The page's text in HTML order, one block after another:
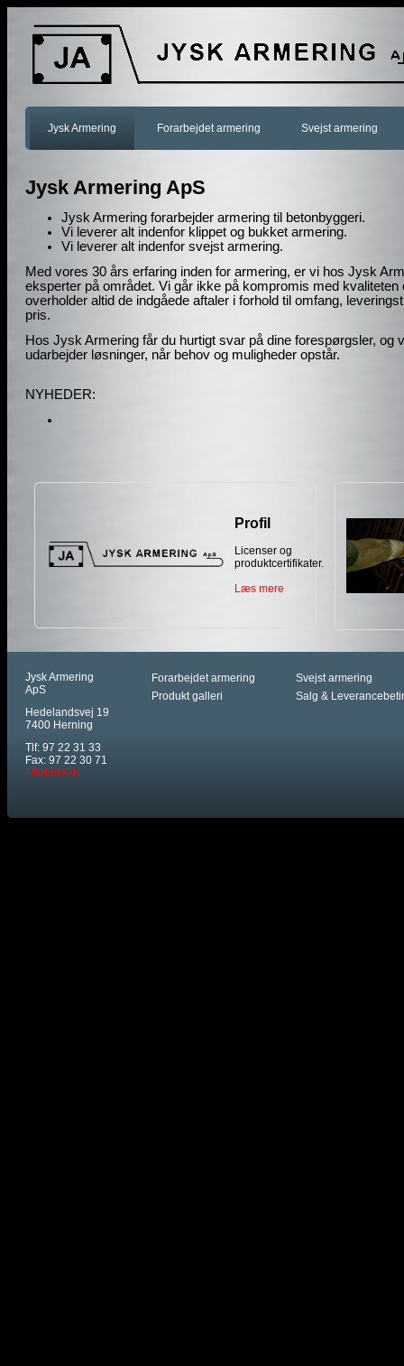
Jysk Armering Forarbejdet armering Svejst armering
Jysk Armering ApS
Jysk Armering forarbejder armering til betonbyggeri.
Vi leverer alt indenfor klippet og bukket armering.
Vi leverer alt indenfor svejst armering.
Med vores 30 års erfaring inden for armering, er vi hos Jysk
eksperter på området. Vi går ikke på kompromis med kvaliteten
overholder altid de indgåede aftaler i forhold til omfang,
pris.
Hos Jysk Armering får du hurtigt svar på dine forespørgsler, og
udarbejder løsninger, når behov og muligheder opstår.
NYHEDER:
Profil
Licenser og
produktcertifikater.
Læs mere
Jysk Armering
ApS
Hedelandsvej 19
7400 Herning
Tlf: 97 22 31 33
Fax: 97 22 30 71
FACEBOOK
Forarbejdet armering
Svejst armering
Produkt galleri
Salg &